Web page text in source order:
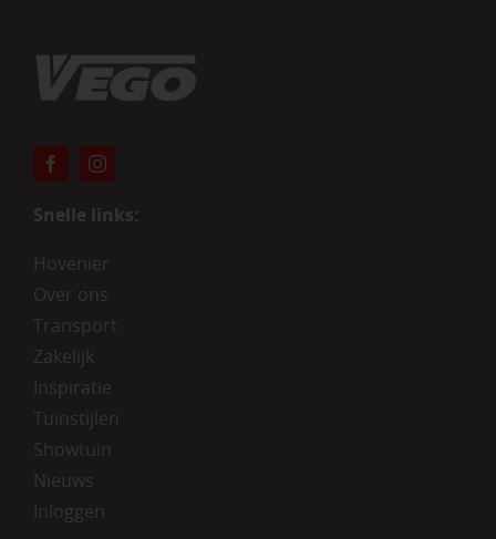
Snelle links:
Hovenier
Over ons
Transport
Zakelijk
Inspiratie
Tuinstijlen
Showtuin
Nieuws
Inloggen